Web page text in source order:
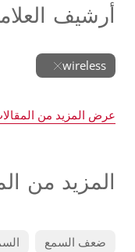
أرشيف
wireless
عرض المزيد من
المزيد من
ضعف السمع